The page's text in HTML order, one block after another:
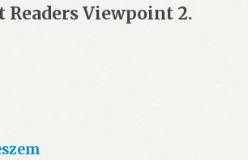
Readers Viewpoint 2.